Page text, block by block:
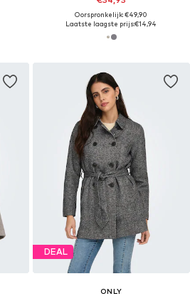
Oorspronkelijk: €49,90
Laatste laagste prijs:€14,94
DEAL
ONLY